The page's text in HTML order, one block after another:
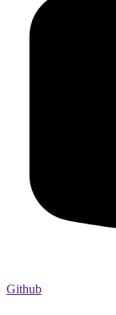
Github